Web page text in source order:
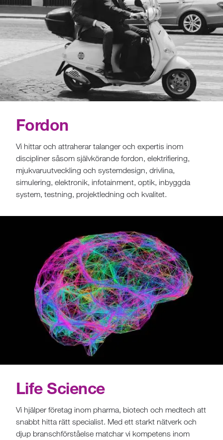
Fordon
Vi hittar och attraherar talanger och expertis inom
discipliner såsom självkörande fordon, elektrifiering,
mjukvaruutveckling och systemdesign, drivlina,
simulering, elektronik, infotainment, optik, inbyggda
system, testning, projektledning och kvalitet.
Life Science
Vi hjälper företag inom pharma, biotech och medtech att
snabbt hitta rätt specialist. Med ett starkt nätverk och
djup branschförståelse matchar vi kompetens inom